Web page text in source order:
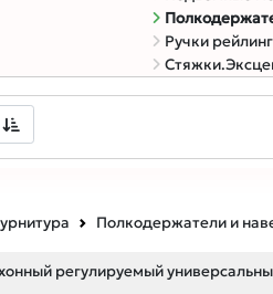
Ручки
Полкодержатели и
регулируемый